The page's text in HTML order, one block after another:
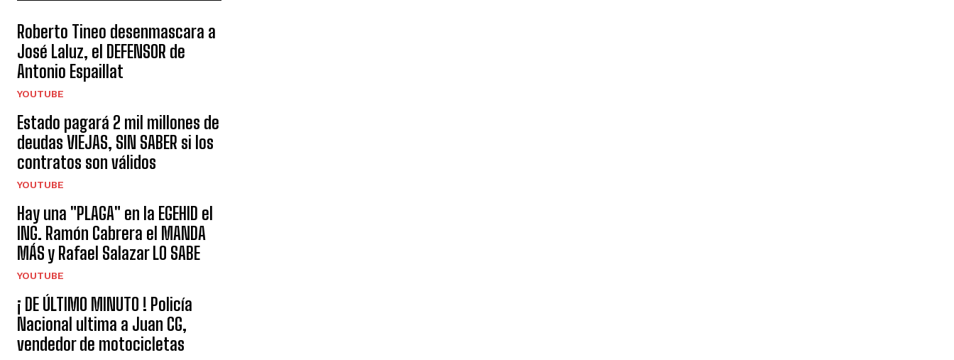
Roberto Tineo desenmascara a
José Laluz, el DEFENSOR de
Antonio Espaillat
YOUTUBE
Estado pagará 2 mil millones de
deudas VIEJAS, SIN SABER si los
contratos son válidos
YOUTUBE
Hay una "PLAGA" en la EGEHID el
ING. Ramón Cabrera el MANDA
MÁS y Rafael Salazar LO SABE
YOUTUBE
¡ DE ÚLTIMO MINUTO ! Policía
Nacional ultima a Juan CG,
vendedor de motocicletas